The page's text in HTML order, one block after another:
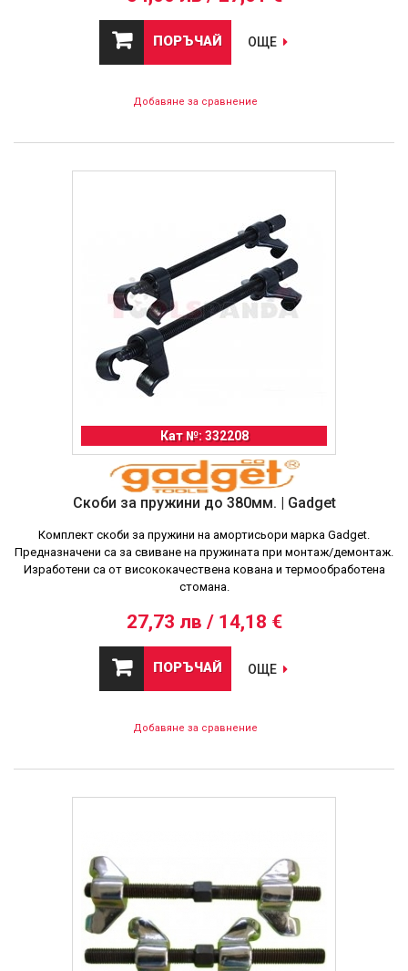
ПОРЪЧАЙ ОЩЕ
Добавяне за сравнение
Кат №: 332208
Скоби за пружини до 380мм. | Gadget
Комплект скоби за пружини на амортисьори марка Gadget.
Предназначени са за свиване на пружината при монтаж/демонтаж.
Изработени са от висококачествена кована и термообработена
стомана.
27,73 лв / 14,18 €
ПОРЪЧАЙ ОЩЕ
Добавяне за сравнение